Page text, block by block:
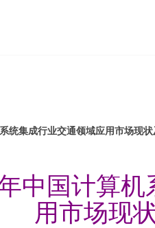
统集成行业交通领域应用市场现
中国计算
用市场现